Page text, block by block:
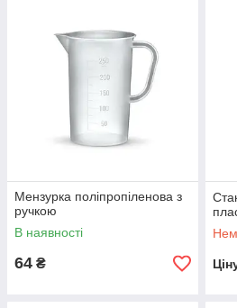
Мензурка поліпропіленова з
ручкою
В наявності
64 ₴